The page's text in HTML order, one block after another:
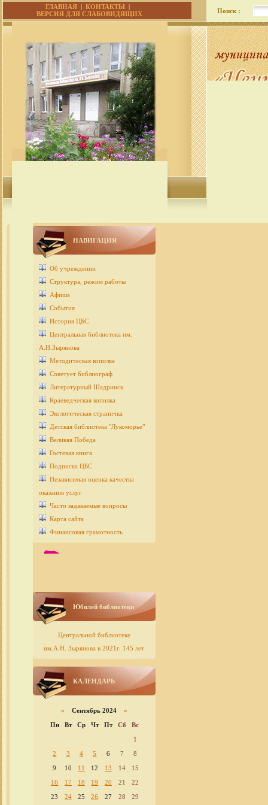
ГЛАВНАЯ |КОНТАКТЫ |
ВЕРСИЯ ДЛЯ СЛАБОВИДЯЩИХ
Поиск :
НАВИГАЦИЯ
Об учреждении
Структура, режим работы
Афиша
События
История ЦБС
Центральная библиотека им.
А.Н.Зырянова
Методическая копилка
Советует библиограф
Литературный Шадринск
Краеведческая копилка
Экологическая страничка
Детcкая библиотека "Лукоморье"
Великая Победа
Гостевая книга
Подписка ЦБС
Независимая оценка качества
оказания услуг
Часто задаваемые вопросы
Карта сайта
Финансовая грамотность
Юбилей библиотеки
Центральной библиотеке
им.А.Н. Зырянова в 2021г. 145 лет
КАЛЕНДАРЬ
« Сентябрь 2024»
Пн
Вт Ср Чт Пт Сб
Вс
1
2
3 4 5 6 7
8
9
10 11 12 13 14
15
16
17 18 19 20 21
22
23
24 25 26 27 28 29